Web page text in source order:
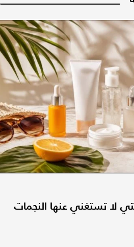
لا تستغني عنها النجمات